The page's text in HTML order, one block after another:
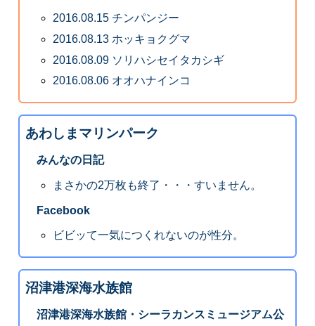
2016.08.15 チンパンジー
2016.08.13 ホッキョクグマ
2016.08.09 ソリハシセイタカシギ
2016.08.06 オオハナインコ
あわしまマリンパーク
みんなの日記
まさかの2万枚も終了・・・すいません。
Facebook
ビビッて一気につくれないのが性分。
沼津港深海水族館
沼津港深海水族館・シーラカンスミュージアム公